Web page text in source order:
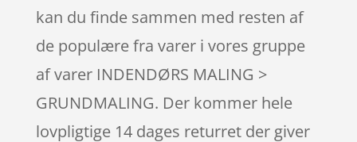
kan du finde sammen med resten af
de populære fra varer i vores gruppe
af varer INDENDØRS MALING >
GRUNDMALING. Der kommer hele
lovpligtige 14 dages returret der giver